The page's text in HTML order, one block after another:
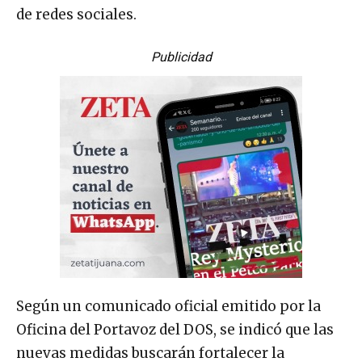
de redes sociales.
Publicidad
Según un comunicado oficial emitido por la
Oficina del Portavoz del DOS, se indicó que las
nuevas medidas buscarán fortalecer la